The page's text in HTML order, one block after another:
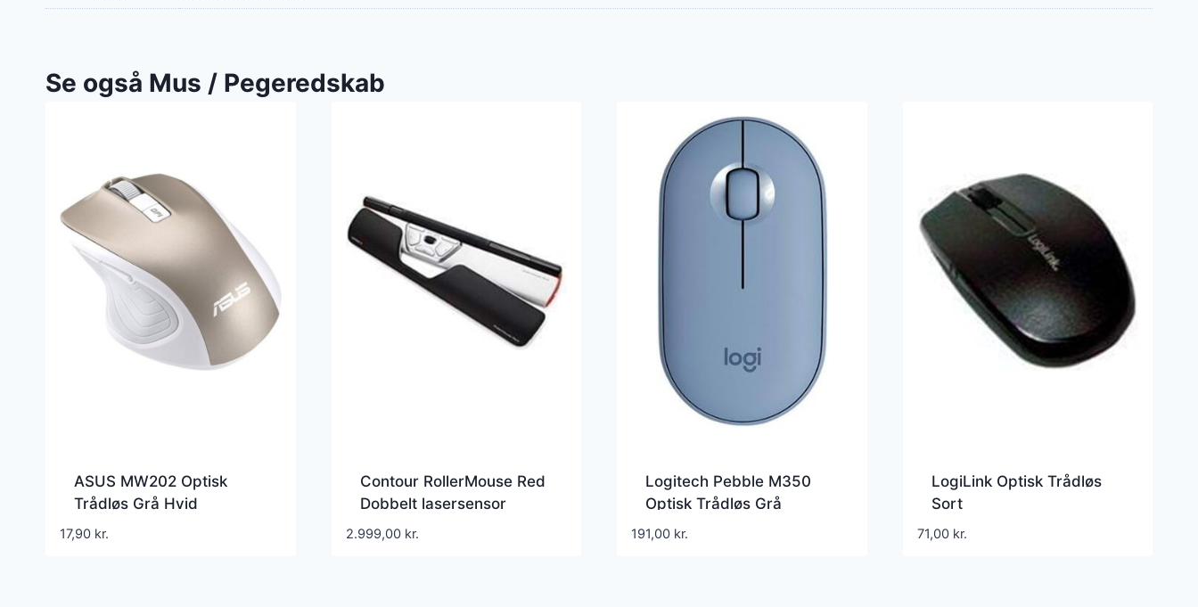
Se også Mus / Pegeredskab
ASUS MW202 Optisk
Trådløs Grå Hvid
17,90 kr.
Contour RollerMouse Red
Dobbelt lasersensor
Kabling Sort Rød Sølv
2.999,00 kr.
Logitech Pebble M350
Optisk Trådløs Grå
191,00 kr.
LogiLink Optisk Trådløs
Sort
71,00 kr.